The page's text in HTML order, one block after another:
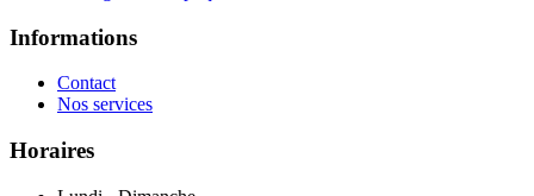
Informations
Contact
Nos services
Horaires